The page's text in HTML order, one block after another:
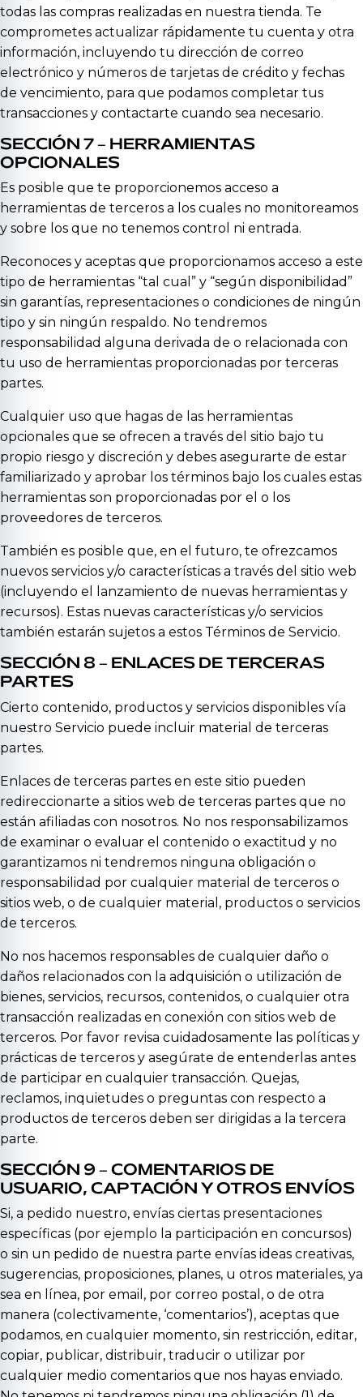
todas las compras realizadas en nuestra tienda. Te
comprometes actualizar rápidamente tu cuenta y otra
información, incluyendo tu dirección de correo
electrónico y números de tarjetas de crédito y fechas
de vencimiento, para que podamos completar tus
transacciones y contactarte cuando sea necesario.
SECCIÓN 7 – HERRAMIENTAS
OPCIONALES
Es posible que te proporcionemos acceso a
herramientas de terceros a los cuales no monitoreamos
y sobre los que no tenemos control ni entrada.
Reconoces y aceptas que proporcionamos acceso a este
tipo de herramientas “tal cual” y “según disponibilidad”
sin garantías, representaciones o condiciones de ningún
tipo y sin ningún respaldo. No tendremos
responsabilidad alguna derivada de o relacionada con
tu uso de herramientas proporcionadas por terceras
partes.
Cualquier uso que hagas de las herramientas
opcionales que se ofrecen a través del sitio bajo tu
propio riesgo y discreción y debes asegurarte de estar
familiarizado y aprobar los términos bajo los cuales estas
herramientas son proporcionadas por el o los
proveedores de terceros.
También es posible que, en el futuro, te ofrezcamos
nuevos servicios y/o características a través del sitio web
(incluyendo el lanzamiento de nuevas herramientas y
recursos). Estas nuevas características y/o servicios
también estarán sujetos a estos Términos de Servicio.
SECCIÓN 8 – ENLACES DE TERCERAS
PARTES
Cierto contenido, productos y servicios disponibles vía
nuestro Servicio puede incluir material de terceras
partes.
Enlaces de terceras partes en este sitio pueden
redireccionarte a sitios web de terceras partes que no
están afiliadas con nosotros. No nos responsabilizamos
de examinar o evaluar el contenido o exactitud y no
garantizamos ni tendremos ninguna obligación o
responsabilidad por cualquier material de terceros o
sitios web, o de cualquier material, productos o servicios
de terceros.
No nos hacemos responsables de cualquier daño o
daños relacionados con la adquisición o utilización de
bienes, servicios, recursos, contenidos, o cualquier otra
transacción realizadas en conexión con sitios web de
terceros. Por favor revisa cuidadosamente las políticas y
prácticas de terceros y asegúrate de entenderlas antes
de participar en cualquier transacción. Quejas,
reclamos, inquietudes o preguntas con respecto a
productos de terceros deben ser dirigidas a la tercera
parte.
SECCIÓN 9 – COMENTARIOS DE
USUARIO, CAPTACIÓN Y OTROS ENVÍOS
Si, a pedido nuestro, envías ciertas presentaciones
específicas (por ejemplo la participación en concursos)
o sin un pedido de nuestra parte envías ideas creativas,
sugerencias, proposiciones, planes, u otros materiales, ya
sea en línea, por email, por correo postal, o de otra
manera (colectivamente, ‘comentarios’), aceptas que
podamos, en cualquier momento, sin restricción, editar,
copiar, publicar, distribuir, traducir o utilizar por
cualquier medio comentarios que nos hayas enviado.